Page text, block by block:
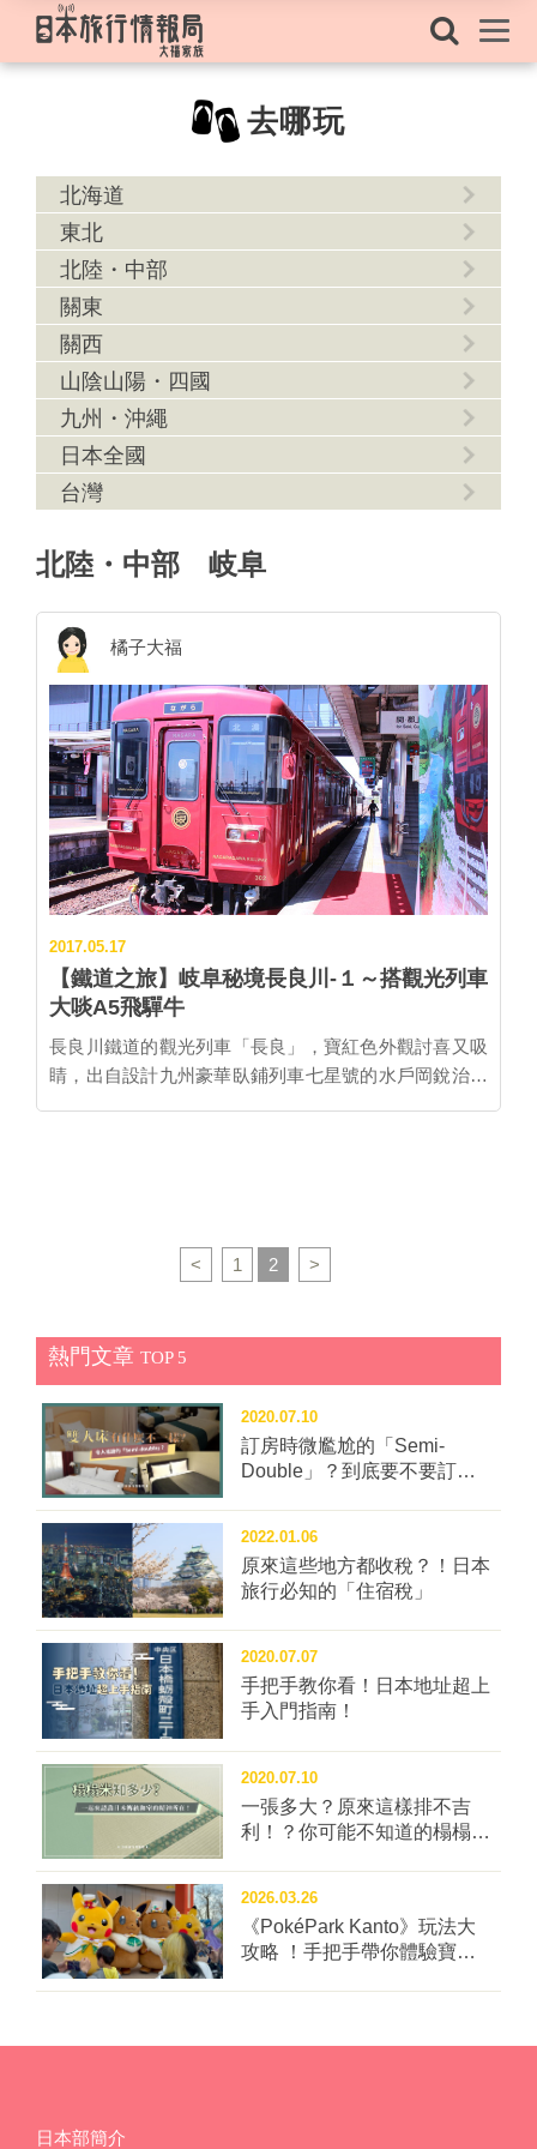
去哪玩
北海道
東北
北陸・中部
關東
關西
山陰山陽・四國
九州・沖繩
日本全國
台灣
北陸・中部 岐阜
橘子大福
2017.05.17
【鐵道之旅】岐阜秘境長良川-１～搭觀光列車
大啖A5飛驒牛
長良川鐵道的觀光列車「長良」，寶紅色外觀討喜又吸
睛，出自設計九州豪華臥鋪列車七星號的水戶岡銳治之
計使用岐阜產的木材，將沿線風景化為各種裝飾，以繽
紛的色彩表現長良川豐富的自然環境。 依車廂不同票
算，為普通列車的票價加上500日圓，共38個座位，若
是預約沒滿，當天也有機會搭乘。 ●用餐車廂「鮎」─
分為附2日乘車券的午餐方案，和附1日乘車券的點心方
案，大人票價分別為1萬2千日圓、5千日圓，行駛於美
濃～郡上八幡區間，車掌小姐會用日文詳細解說沿途景
點，只有25個座位，需事前電話預約。 橘子大福搭乘
的是「鮎」午餐方案，餐點包括「濃姬的玉手箱」，使
用岐阜當季如鹿肉、地雞等當季食材，製作成12道前
菜，主角則是A5等級飛驒牛的湯品，還有鰻魚飯和甜
點，每一樣都精緻美味，而且吃完整個飽到喉嚨，份量
十足！列車由美濃太田的專用月台上車，至郡上八幡下
車，由於列車上沒有洗手間，中間會停靠大矢站約10分
鐘，可以休息並解放一下。 長良川鐵道的普通列車有
白色、紅色2種，只有一節車廂的小火車，看起來特別
可愛，從美濃加茂市的「美濃太田」車站出發，串聯著
各具特色的隱藏版車站，終點站為郡上市的「北濃」車
站。 不搭還不知道，原來長良川鐵道和台鐵的內灣線
是姊妹鐵道！因此可以用價格95元「內灣線一日週遊
券」，免費兌換價格2,700日圓的「長良川鐵道越美南線
一日乘車券」，一天內任意搭乘自由上下車，對台灣人
來說相當超值，千萬要把車票保留起來，到岐阜的長良
川鐵道大玩特玩！ ■延伸閱讀：【鐵道之旅】秘境長良
川-2～玩翻郡上八幡‧子寶溫泉‧美濃‧關 ■長良川鐵道官
網：http://www.nagatetsu.co.jp/
< 1 2 >
熱門文章 TOP 5
2020.07.10
訂房時微尷尬的「Semi-
Double」？到底要不要訂這
2022.01.06
原來這些地方都收稅？！日本
旅行必知的「住宿稅」
2020.07.07
手把手教你看！日本地址超上
手入門指南！
2020.07.10
一張多大？原來這樣排不吉
利！？你可能不知道的榻榻米
2026.03.26
《PokéPark Kanto》玩法大
攻略 ！手把手帶你體驗寶可
日本部簡介